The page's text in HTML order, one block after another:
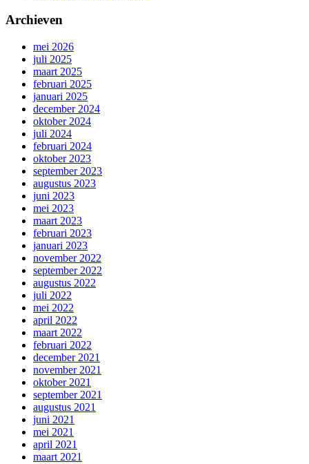
Archieven
mei 2026
juli 2025
maart 2025
februari 2025
januari 2025
december 2024
oktober 2024
juli 2024
februari 2024
oktober 2023
september 2023
augustus 2023
juni 2023
mei 2023
maart 2023
februari 2023
januari 2023
november 2022
september 2022
augustus 2022
juli 2022
mei 2022
april 2022
maart 2022
februari 2022
december 2021
november 2021
oktober 2021
september 2021
augustus 2021
juni 2021
mei 2021
april 2021
maart 2021